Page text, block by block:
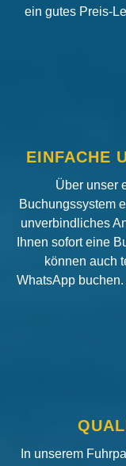
ein gutes Preis-
EINFACHE
Über unser
Buchungssystem
unverbindliches
Ihnen sofort eine
können auch
WhatsApp
In unserem